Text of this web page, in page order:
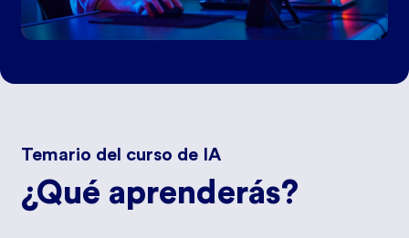
Temario del curso de IA
¿Qué aprenderás?